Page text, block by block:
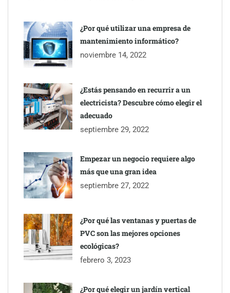
Eagle Waterproofing recomienda revisar la
impermeabilización de las viviendas antes de las vacaciones
¿Por qué utilizar una empresa de
mantenimiento informático?
noviembre 14, 2022
¿Estás pensando en recurrir a un
electricista? Descubre cómo elegir el
adecuado
septiembre 29, 2022
Empezar un negocio requiere algo
más que una gran idea
septiembre 27, 2022
¿Por qué las ventanas y puertas de
PVC son las mejores opciones
ecológicas?
febrero 3, 2023
¿Por qué elegir un jardín vertical